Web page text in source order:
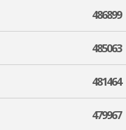
486899
485063
481464
479967